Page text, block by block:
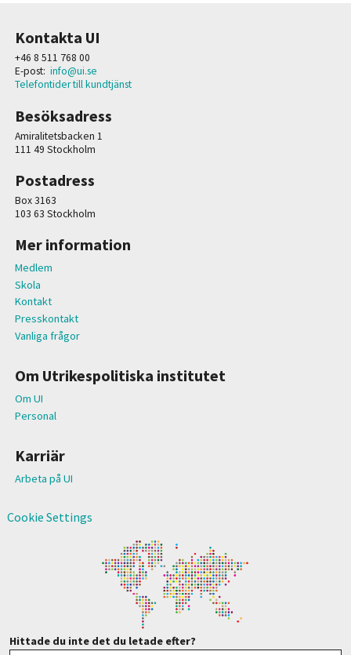
Kontakta UI
+46 8 511 768 00
E-post: info@ui.se
Telefontider till kundtjänst
Besöksadress
Amiralitetsbacken 1
111 49 Stockholm
Postadress
Box 3163
103 63 Stockholm
Mer information
Medlem
Skola
Kontakt
Presskontakt
Vanliga frågor
Om Utrikespolitiska institutet
Om UI
Personal
Karriär
Arbeta på UI
Cookie Settings
Hittade du inte det du letade efter?